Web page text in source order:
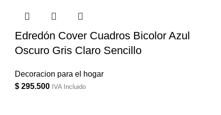
Edredón Cover Cuadros Bicolor Azul
Oscuro Gris Claro Sencillo
Decoracion para el hogar
$ 295.500 IVA Incluido